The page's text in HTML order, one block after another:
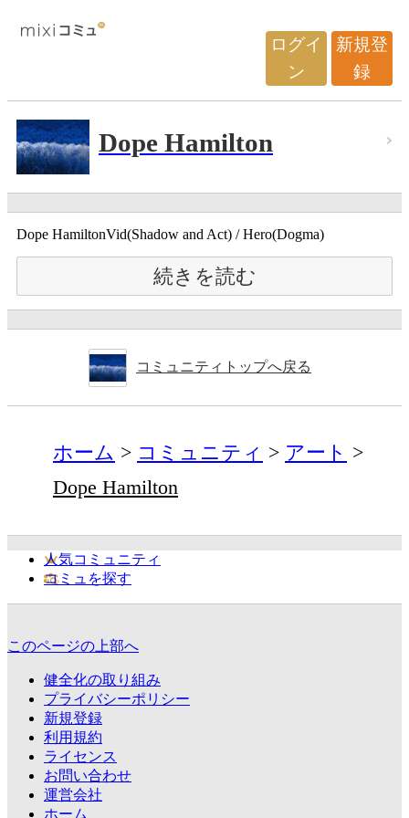
ログイ
ン
新規登
録
Dope Hamilton
Dope HamiltonVid(Shadow and Act) / Hero(Dogma)
続きを読む
コミュニティトップへ戻る
ホーム コミュニティ
アート
Dope Hamilton
人気コミュニティ
コミュを探す
このページの上部へ
健全化の取り組み
プライバシーポリシー
新規登録
利用規約
ライセンス
お問い合わせ
運営会社
ホーム